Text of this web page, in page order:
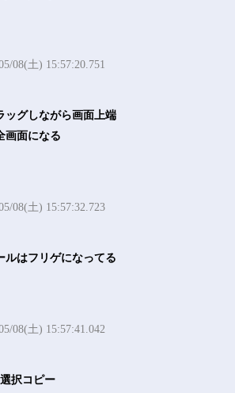
08(土) 15:57:20.751
ッグしながら画面上端
画面になる
08(土) 15:57:32.723
ルはフリゲになってる
08(土) 15:57:41.042
択コピー